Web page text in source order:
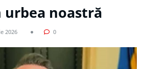
noastră
2026 0